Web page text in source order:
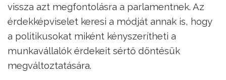
vissza azt megfontolásra a parlamentnek. Az
érdekképviselet keresi a módját annak is, hogy
a politikusokat miként kényszerítheti a
munkavállalók érdekeit sértő döntésük
megváltoztatására.